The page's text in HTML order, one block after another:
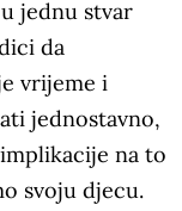
jednu stvar
da
vrijeme i
jednostavno,
na to
svoju djecu.